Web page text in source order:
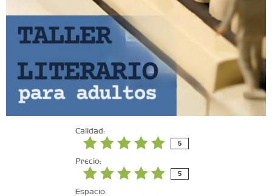
Calidad:
5
Precio:
5
Espacio: